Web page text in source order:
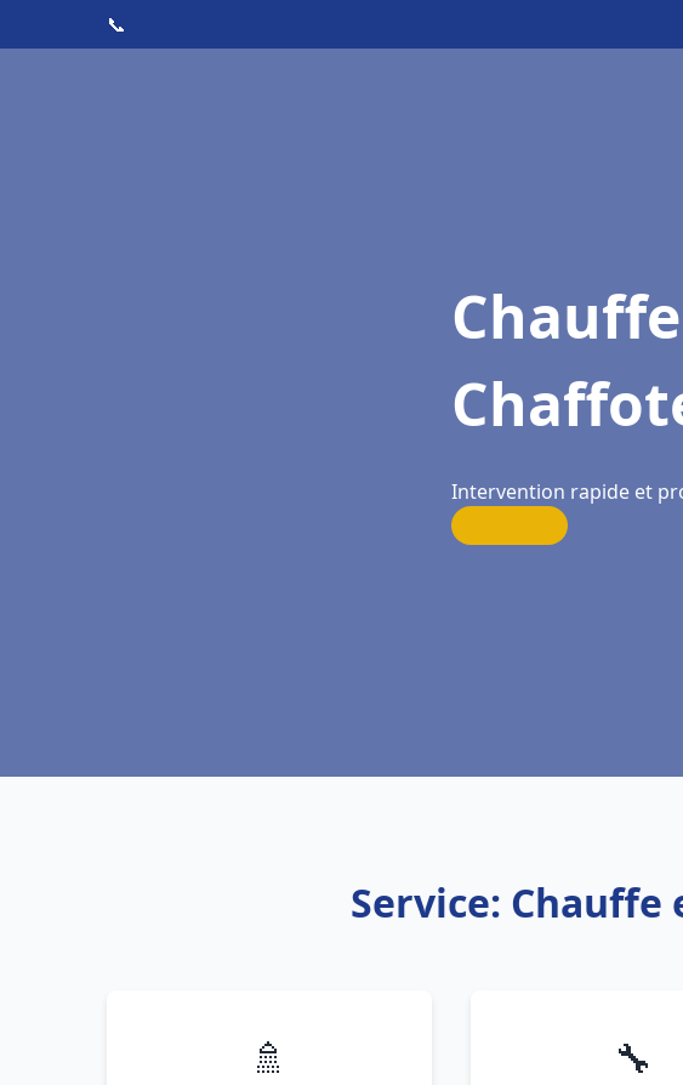
📞
Intervention rapide et
Service:
🚿 🔧